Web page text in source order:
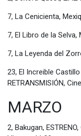
7, La Cenicienta,
7, El Libro de la Selva,
7, La Leyenda del
23, El Increible
RETRANSMISIÓN,
MARZO
2, Bakugan,